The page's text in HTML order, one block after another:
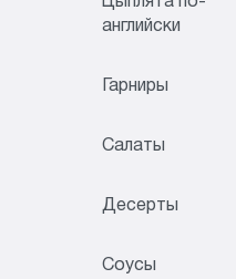
английски
Гарниры
Салаты
Десерты
Соусы